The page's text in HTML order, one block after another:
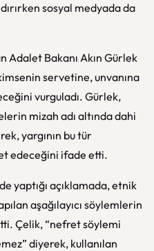
sosyal medyada da
Adalet Bakanı Akın Gürlek
servetine, unvanına
vurguladı. Gürlek,
mizah adı altında dahi
yargının bu tür
edeceğini ifade etti.
yaptığı açıklamada, etnik
aşağılayıcı söylemlerin
Çelik, “nefret söylemi
diyerek, kullanılan